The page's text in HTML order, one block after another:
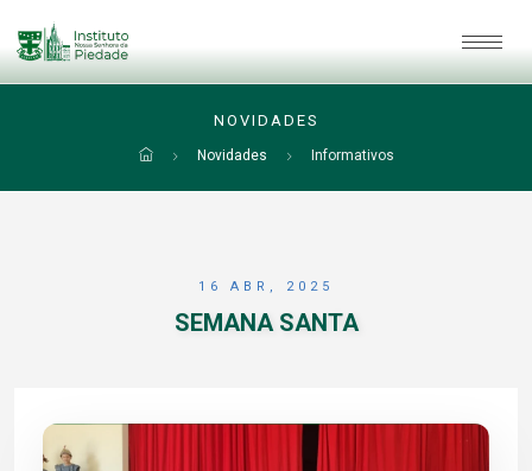
NOVIDADES
Novidades Informativos
16 ABR, 2025
SEMANA SANTA